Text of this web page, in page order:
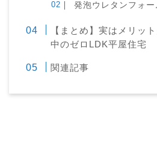
発泡ウレタンフォ
【まとめ】実はメリッ
中のゼロLDK平屋住宅
関連記事